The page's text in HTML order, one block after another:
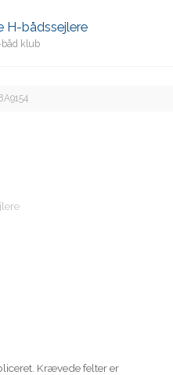
H-bådssejlere
båd klub
Krævede felter er